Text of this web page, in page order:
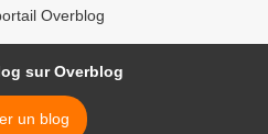
Overblog
sur Overblog
un blog